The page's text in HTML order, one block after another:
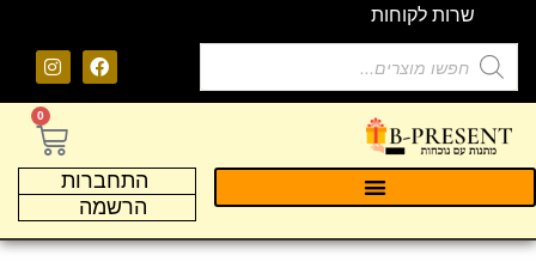
שרות לקוחות
התחברות
הרשמה
0